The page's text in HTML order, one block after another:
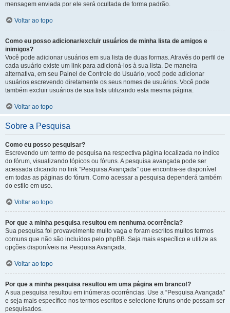
mensagem enviada por ele será ocultada de forma padrão.
Voltar ao topo
Como eu posso adicionar/excluir usuários de minha lista de amigos e
inimigos?
Você pode adicionar usuários em sua lista de duas formas. Através do perfil de
cada usuário existe um link para adicioná-los à sua lista. De maneira
alternativa, em seu Painel de Controle do Usuário, você pode adicionar
usuários escrevendo diretamente os seus nomes de usuários. Você pode
também excluir usuários de sua lista utilizando esta mesma página.
Voltar ao topo
Sobre a Pesquisa
Como eu posso pesquisar?
Escrevendo um termo de pesquisa na respectiva página localizada no índice
do fórum, visualizando tópicos ou fóruns. A pesquisa avançada pode ser
acessada clicando no link “Pesquisa Avançada” que encontra-se disponível
em todas as páginas do fórum. Como acessar a pesquisa dependerá também
do estilo em uso.
Voltar ao topo
Por que a minha pesquisa resultou em nenhuma ocorrência?
Sua pesquisa foi provavelmente muito vaga e foram escritos muitos termos
comuns que não são incluídos pelo phpBB. Seja mais específico e utilize as
opções disponíveis na Pesquisa Avançada.
Voltar ao topo
Por que a minha pesquisa resultou em uma página em branco!?
A sua pesquisa resultou em inúmeras ocorrências. Use a “Pesquisa Avançada”
e seja mais específico nos termos escritos e selecione fóruns onde possam ser
pesquisados.